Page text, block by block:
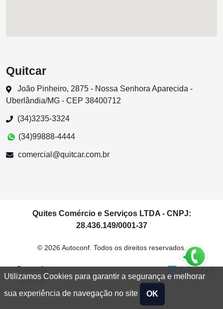
Utilizamos Cookies para garantir a segurança e melhorar
sua experiência de navegação no site OK
Quitcar
João Pinheiro, 2875 - Nossa Senhora Aparecida -
Uberlândia/MG - CEP 38400712
(34)3235-3324
(34)99888-4444
comercial@quitcar.com.br
Quites Comércio e Serviços LTDA - CNPJ:
28.436.149/0001-37
© 2026 Autoconf. Todos os direitos reservados.
Garantia
Termos
Privacidade